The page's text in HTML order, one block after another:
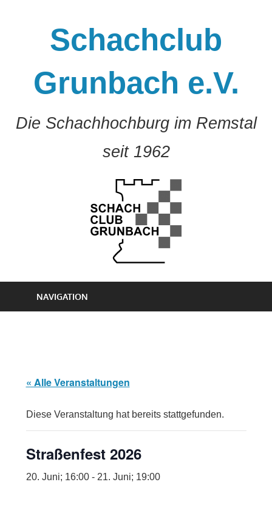
Schachclub
Grunbach e.V.
Die Schachhochburg im Remstal
seit 1962
NAVIGATION
« Alle Veranstaltungen
Diese Veranstaltung hat bereits stattgefunden.
Straßenfest 2026
20. Juni; 16:00- 21. Juni; 19:00